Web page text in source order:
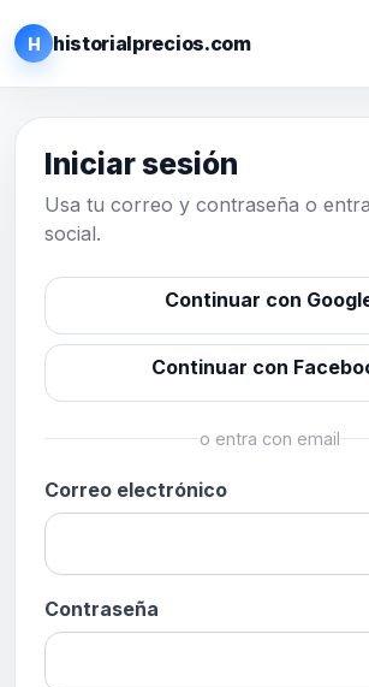
H historialprecios.com
Iniciar sesión
Usa tu correo y contraseña o
social.
Continuar con
Continuar con
o entra con email
Correo electrónico
Contraseña